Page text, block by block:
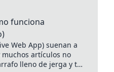
funciona
Web App) suenan a
artículos no
lleno de jerga y te